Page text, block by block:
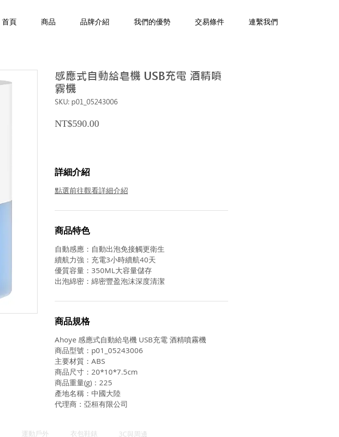
首頁 商品 品牌介紹 我們的優勢 交易條件 連繫我們
感應式自動給皂機 USB充電 酒精噴
霧機
SKU: p01_05243006
NT$590.00Price
詳細介紹
點選前往觀看詳細介紹
商品特色
自動感應：自動出泡免接觸更衛生
續航力強：充電3小時續航40天
優質容量：350ML大容量儲存
出泡綿密：綿密豐盈泡沫深度清潔
商品規格
Ahoye 感應式自動給皂機 USB充電 酒精噴霧機
商品型號：p01_05243006
主要材質：ABS
商品尺寸：20*10*7.5cm
商品重量(g)：225
產地名稱：中國大陸
代理商：亞桓有限公司
運動戶外 衣包鞋錶 3C與周邊